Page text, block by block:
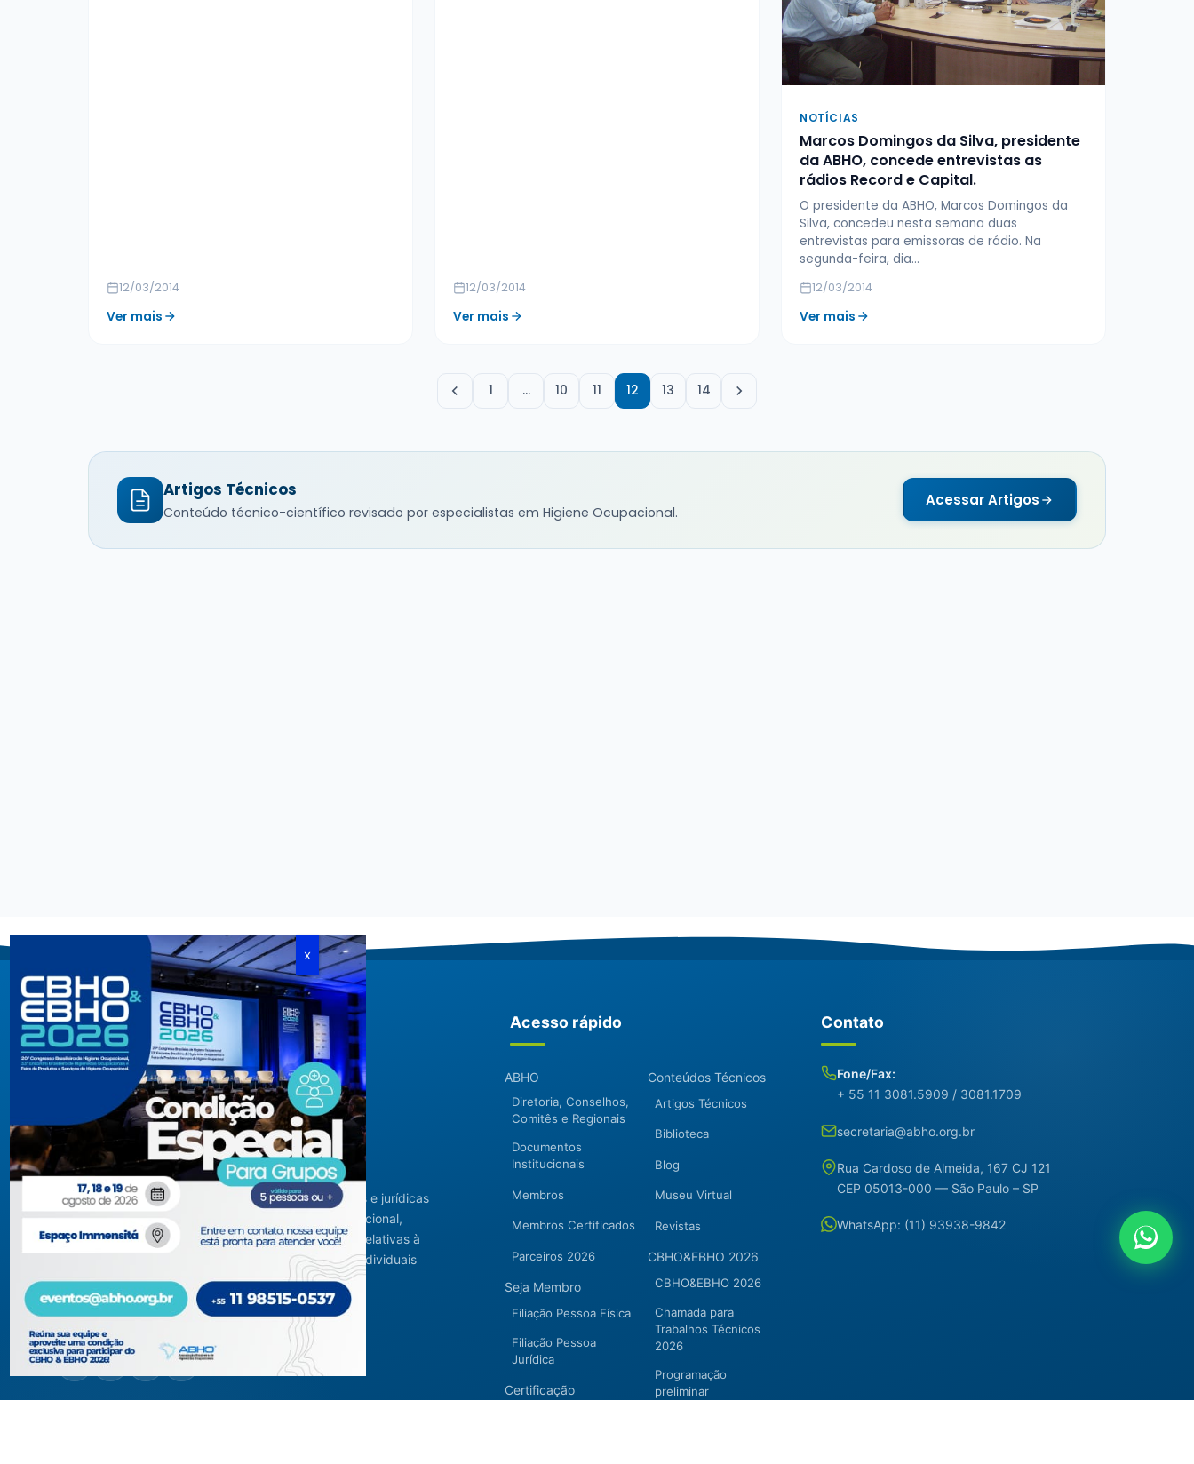
12/03/2014
Ver mais
12/03/2014
Ver mais
NOTÍCIAS
Marcos Domingos da Silva, presidente
da ABHO, concede entrevistas as
rádios Record e Capital.
O presidente da ABHO, Marcos Domingos da
Silva, concedeu nesta semana duas
entrevistas para emissoras de rádio. Na
segunda-feira, dia…
12/03/2014
Ver mais
1 … 10 11 12 13 14
Artigos Técnicos
Conteúdo técnico-científico revisado por especialistas em Higiene Ocupacional.
Acessar Artigos
Criada em agosto de 1994, congrega pessoas físicas e jurídicas
com interesses relacionados à área de higiene ocupacional,
tendo sido constituída para fins de estudos e ações relativas à
higiene ocupacional e representação de interesses individuais
ou coletivos dos higienistas.
Acompanhe-nos em nossas redes sociais!
Acesso rápido
ABHO
Diretoria, Conselhos,
Comitês e Regionais
Documentos
Institucionais
Membros
Membros Certificados
Parceiros 2026
Seja Membro
Filiação Pessoa Física
Filiação Pessoa
Jurídica
Certificação
Conteúdos Técnicos
Artigos Técnicos
Biblioteca
Blog
Museu Virtual
Revistas
CBHO&EBHO 2026
CBHO&EBHO 2026
Chamada para
Trabalhos Técnicos
2026
Programação
preliminar
Contato
Fone/Fax:
+ 55 11 3081.5909 / 3081.1709
secretaria@abho.org.br
Rua Cardoso de Almeida, 167 CJ 121
CEP 05013-000 — São Paulo – SP
WhatsApp: (11) 93938-9842